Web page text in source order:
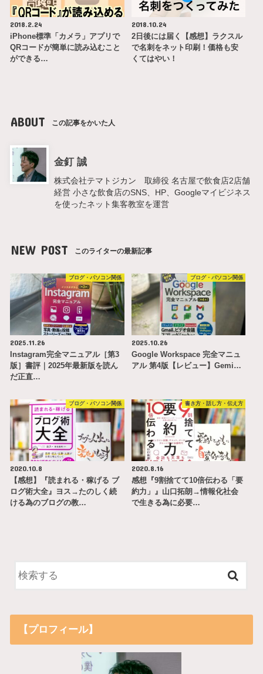
2018.2.24
iPhone標準「カメラ」アプリで
QRコードが簡単に読み込むこと
ができる…
2018.10.24
2日後には届く【感想】ラクスル
で名刺をネット印刷！価格も安
くてはやい！
ABOUT この記事をかいた人
金釘 誠
株式会社テマトジカン 取締役 名古屋で飲食店2店舗
経営 小さな飲食店のSNS、HP、Googleマイビジネス
を使ったネット集客教室を運営
NEW POST このライターの最新記事
ブログ・パソコン関係
2025.11.26
Instagram完全マニュアル［第3
版］書評｜2025年最新版を読ん
だ正直…
ブログ・パソコン関係
2025.10.26
Google Workspace 完全マニュ
アル 第4版【レビュー】Gemi…
ブログ・パソコン関係
2020.10.8
【感想】『読まれる・稼げる ブ
ログ術大全』ヨス→たのしく続
ける為のブログの教…
書き方・話し方・伝え方
2020.8.16
感想『9割捨てて10倍伝わる「要
約力」』山口拓朗→情報化社会
で生きる為に必要…
【プロフィール】